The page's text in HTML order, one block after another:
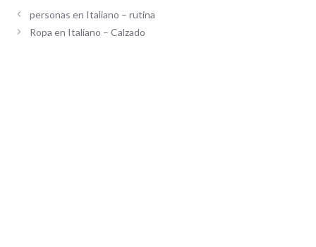
personas en Italiano – rutina
Ropa en Italiano – Calzado